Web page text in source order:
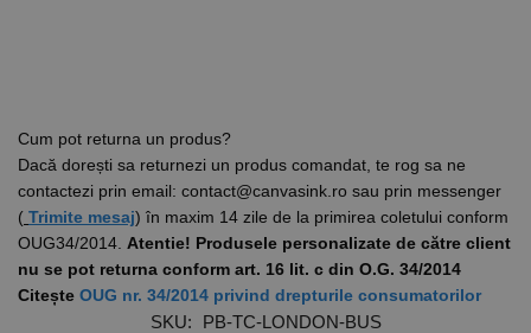
Cum pot returna un produs?
Dacă dorești sa returnezi un produs comandat, te rog sa ne
contactezi prin email: contact@canvasink.ro sau prin messenger
( Trimite mesaj) în maxim 14 zile de la primirea coletului conform
OUG34/2014. Atentie! Produsele personalizate de către client
nu se pot returna conform art. 16 lit. c din O.G. 34/2014
Citește OUG nr. 34/2014 privind drepturile consumatorilor
SKU:
PB-TC-LONDON-BUS